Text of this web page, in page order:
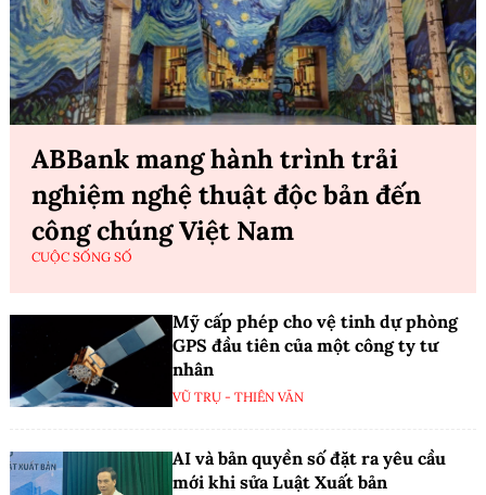
ABBank mang hành trình trải
nghiệm nghệ thuật độc bản đến
công chúng Việt Nam
CUỘC SỐNG SỐ
Mỹ cấp phép cho vệ tinh dự phòng
GPS đầu tiên của một công ty tư
nhân
VŨ TRỤ - THIÊN VĂN
AI và bản quyền số đặt ra yêu cầu
mới khi sửa Luật Xuất bản